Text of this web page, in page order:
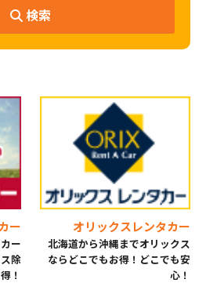
検索
ー
ー
除
！
オリックスレンタカー
北海道から沖縄までオリックス
ならどこでもお得！どこでも安
心！